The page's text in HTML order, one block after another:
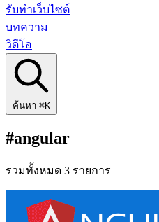
รับทำเว็บไซต์
บทความ
วิดีโอ
ค้นหา ⌘K
#angular
รวมทั้งหมด 3 รายการ